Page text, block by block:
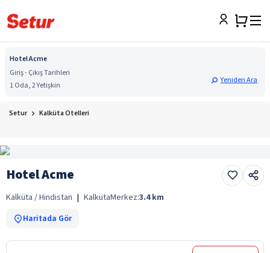
Hotel Acme
Giriş - Çıkış Tarihleri
1 Oda, 2 Yetişkin
Yeniden Ara
Setur Kalküta Otelleri
Hotel Acme
Kalküta / Hindistan | KalkütaMerkez:3.4 km
Haritada Gör